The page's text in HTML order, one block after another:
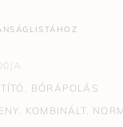
, BŐRÁPOLÁS
, KOMBINÁLT,